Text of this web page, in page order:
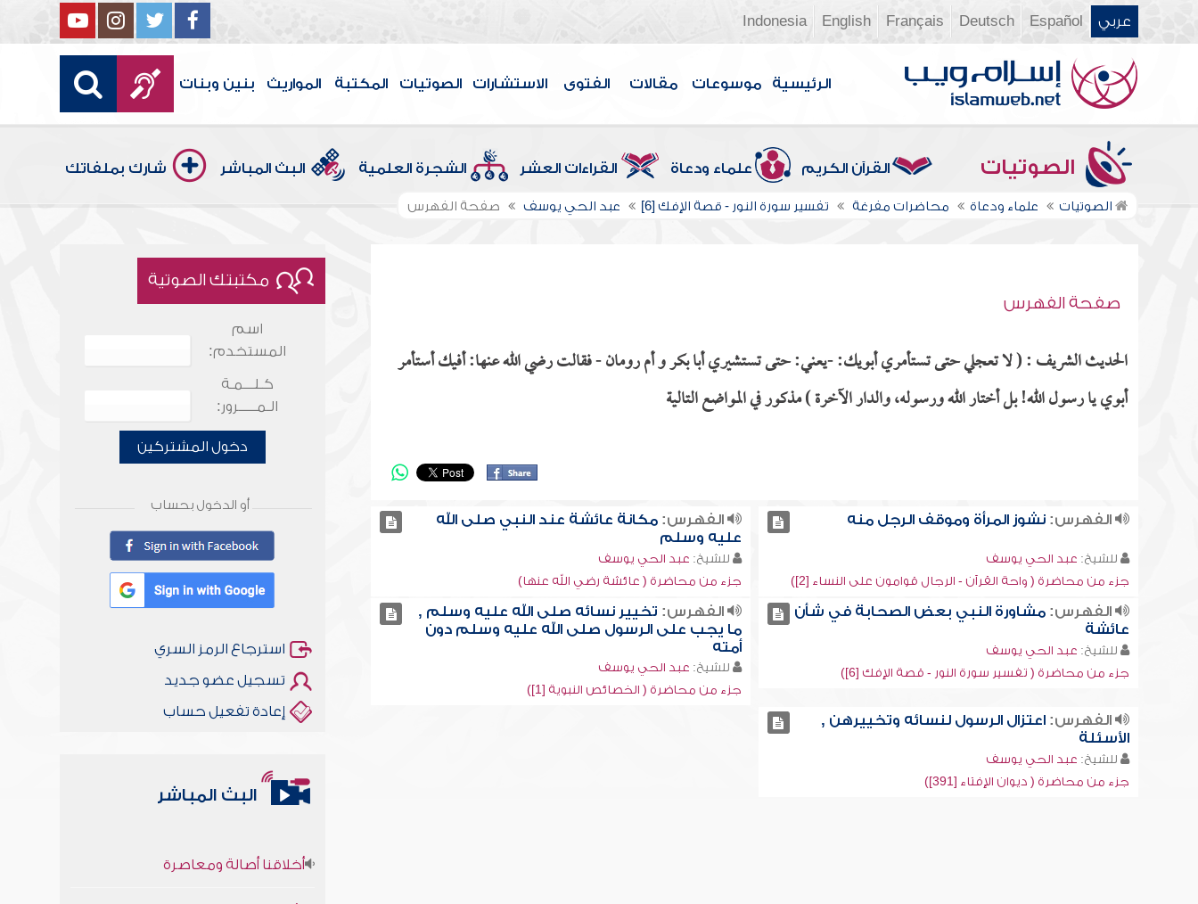
عربي Español
Deutsch
Français
English
Indonesia
الرئيسية موسوعات مقالات الفتوى الاستشارات الصوتيات المكتبة المواريث بنين وبنات
الصوتيات القرآن الكريم علماء ودعاة القراءات العشر الشجرة العلمية البث المباشر شارك بملفاتك
الصوتيات علماء ودعاة محاضرات مفرغة تفسير سورة النور - قصة الإفك [6] عبد الحي يوسف صفحة الفهرس
صفحة الفهرس
الحديث الشريف : ( لا تعجلي حتى تستأمري أبويك: -يعني: حتى تستشيري أبا بكر و أم رومان - فقالت رضي الله عنها: أفيك أستأمر
أبوي يا رسول الله! بل أختار الله ورسوله، والدار الآخرة ) مذكور في المواضع التالية
الفهرس:نشوز المرأة وموقف الرجل منه
للشيخ: عبد الحي يوسف
جزء من محاضرة ( واحة القرآن - الرجال قوامون على النساء [2])
الفهرس: مكانة عائشة عند النبي صلى الله
عليه وسلم
للشيخ: عبد الحي يوسف
جزء من محاضرة ( عائشة رضي الله عنها)
الفهرس:مشاورة النبي بعض الصحابة في شأن
عائشة
للشيخ: عبد الحي يوسف
جزء من محاضرة ( تفسير سورة النور - قصة الإفك [6])
الفهرس: تخيير نسائه صلى الله عليه وسلم ,
ما يجب على الرسول صلى الله عليه وسلم دون
أمته
للشيخ: عبد الحي يوسف
جزء من محاضرة ( الخصائص النبوية [1])
الفهرس:اعتزال الرسول لنسائه وتخييرهن ,
الأسئلة
للشيخ: عبد الحي يوسف
جزء من محاضرة ( ديوان الإفتاء [391])
مكتبتك الصوتية
اسم
المستخدم:
كـلـــمـة
الـمـــــرور:
دخول المشتركين
أو الدخول بحساب
استرجاع الرمز السري
تسجيل عضو جديد
إعادة تفعيل حساب
البث المباشر